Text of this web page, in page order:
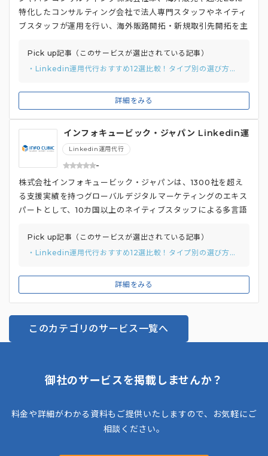
詳細をみる
特化したコンサルティング会社で法人専門スタッフやネイティ
ブスタッフが運用を行い、海外販路開拓・新規取引先開拓を主
を通して海外の潜在顧客の開拓先のリサーチを行い、母集団を
築くためのページ作成からペルソナの設計・作成などの戦略策
ロフィールの作成まで対応しています。 また海外展開の希望
する国によって対象者を絞りアプローチするだけでなく、コン
タクトしてきた人に定期的なフォローメールを送ってくれるの
で円滑なコミュニーケーションを実現します。 広告運用の際
はクリック単価を自由に設定でき、1日あたりの予算設定や1ク
リックあたり20～80円前後の設定など低予算で広告出稿でき
ることも魅力です。
Pick up記事（このサービスが選出されている記事）
・Linkedin運用代行おすすめ12選比較！タイプ別の選び方から比較ポイントまでご紹介。
インフォキュービック・ジャパン Linkedin運
用代行
Linkedin運用代行
-
詳細をみる
株式会社インフォキュービック・ジャパンは、1300社を超え
る支援実績を持つグローバルデジタルマーケティングのエキス
パートとして、10カ国以上のネイティブスタッフによる多言語
ケティングでは「リード獲得」や「ブランド認知拡大」などの
目的に応じたフォロワー数・エンゲージメント率などの「KPI
カウント設計・開設代行」を行い、SNSコンテンツを設計・
制作・投稿することでアカウント運用を支援してくれます。
ンストップでサポート可能なため、そもそもSNSのノウハウ
がない場合や何から着手すればいいかわからない場合はおすす
Pick up記事（このサービスが選出されている記事）
・Linkedin運用代行おすすめ12選比較！タイプ別の選び方から比較ポイントまでご紹介。
このカテゴリのサービス一覧へ
御社のサービスを掲載しませんか？
料金や詳細がわかる資料もご提供いたしますので、お気軽にご
相談ください。